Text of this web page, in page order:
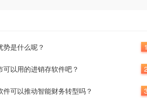
势是什么呢？
可以用的进销存软件吧？
件可以推动智能财务转型吗？